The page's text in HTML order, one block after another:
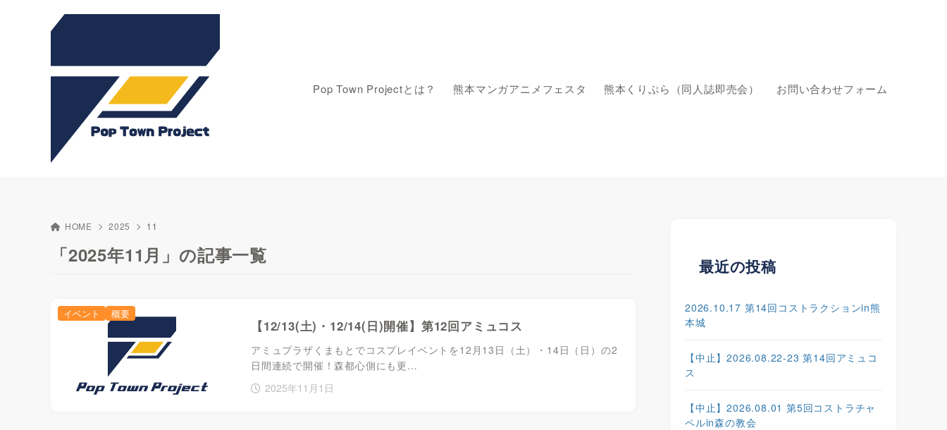
Pop Town Projectとは？ 熊本マンガアニメフェスタ 熊本くりぷら（同人誌即売会） お問い合わせフォーム
HOME 2025 11
「2025年11月」の記事一覧
【12/13(土)・12/14(日)開催】第12回アミュコス
アミュプラザくまもとでコスプレイベントを12月13日（土）・14日（日）の2
日間連続で開催！森都心側にも更…
2025年11月1日
イベント 概要
最近の投稿
2026.10.17 第14回コストラクションin熊
本城
【中止】2026.08.22-23 第14回アミュコ
ス
【中止】2026.08.01 第5回コストラチャ
ペルin森の教会